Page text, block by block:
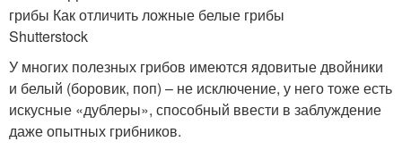
грибы Как отличить ложные белые грибы
Shutterstock
У многих полезных грибов имеются ядовитые двойники
и белый (боровик, поп) – не исключение, у него тоже есть
искусные «дублеры», способный ввести в заблуждение
даже опытных грибников.